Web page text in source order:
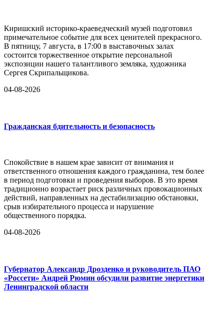
Киришский историко-краеведческий музей подготовил
примечательное событие для всех ценителей прекрасного.
В пятницу, 7 августа, в 17:00 в выставочных залах
состоится торжественное открытие персональной
экспозиции нашего талантливого земляка, художника
Сергея Скрипальщикова.
04-08-2026
Гражданская бдительность и безопасность
Спокойствие в нашем крае зависит от внимания и
ответственного отношения каждого гражданина, тем более
в период подготовки и проведения выборов. В это время
традиционно возрастает риск различных провокационных
действий, направленных на дестабилизацию обстановки,
срыв избирательного процесса и нарушение
общественного порядка.
04-08-2026
Губернатор Александр Дрозденко и руководитель ПАО
«Россети» Андрей Рюмин обсудили развитие энергетики
Ленинградской области